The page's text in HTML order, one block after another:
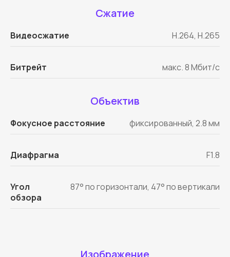
Сжатие
Видеосжатие H.264, H.265
Битрейт макс. 8 Мбит/с
Объектив
Фокусное расстояние фиксированный, 2.8 мм
Диафрагма F1.8
Угол
обзора
87° по горизонтали, 47° по вертикали